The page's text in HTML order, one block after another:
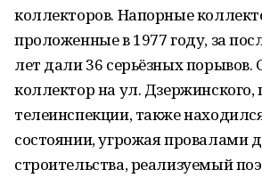
коллекторов. Напорные
проложенные в 1977 году, за
лет дали 36 серьёзных
коллектор на ул.
телеинспекции, также
состоянии, угрожая провалами
строительства, реализуемый